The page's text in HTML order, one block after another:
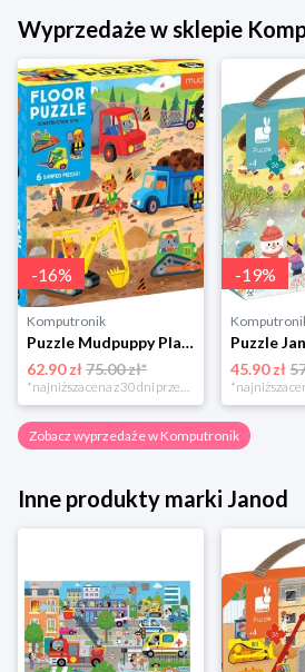
Wyprzedaże w sklepie
-16%
Komputronik
Puzzle Mudpuppy Plac Budowy 25 el.
62.90 zł75.00 zł*
*najniższa cena z 30 dni przed obniżką
-19%
45.90 zł
Zobacz wyprzedaże w Komputronik
Inne produkty marki Janod